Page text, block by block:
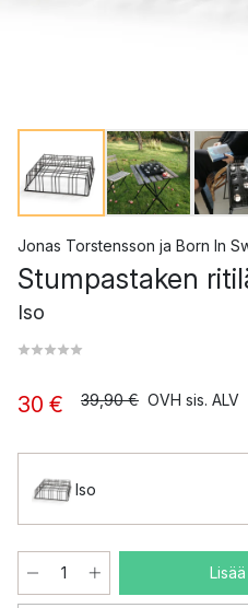
Jonas Torstensson ja Born In
Stumpastaken
Iso
30 € 39,90 € OVH sis. ALV
Iso